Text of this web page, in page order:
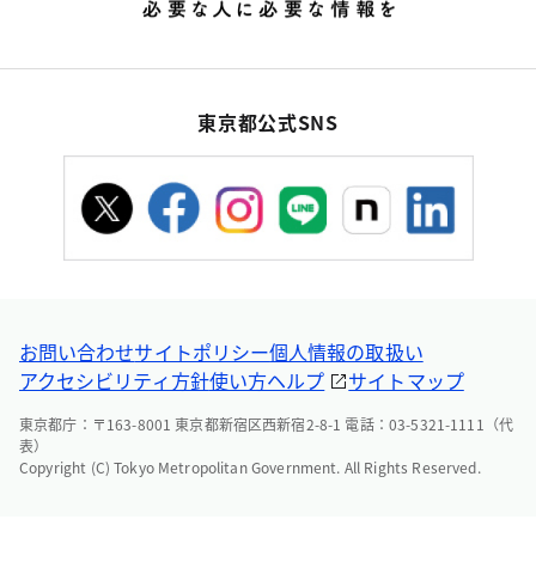
東京都公式SNS
お問い合わせサイトポリシー個人情報の取扱い
アクセシビリティ方針使い方ヘルプ サイトマップ
東京都庁：〒163-8001 東京都新宿区西新宿2-8-1 電話：03-5321-1111（代
表）
Copyright (C) Tokyo Metropolitan Government. All Rights Reserved.